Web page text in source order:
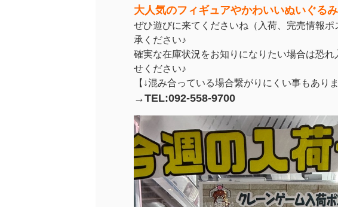
大人気のフィギュアやかわいいぬいぐる
ぜひ遊びに来てくださいね（入荷、完売情報
承ください♪
確実な在庫状況をお知りになりたい場合は恐
せください♪
【↓混み合っている場合繋がりにくい事もありま
→TEL:092-558-9700